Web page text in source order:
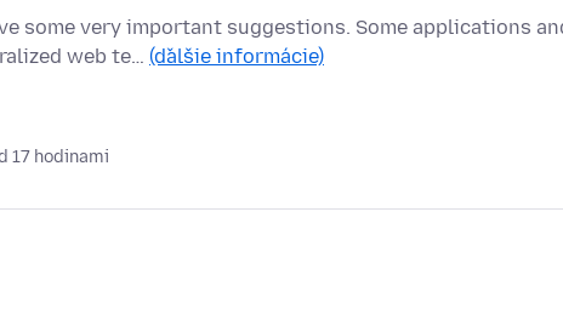
some very important suggestions. Some applications
web te… (ďalšie informácie)
17 hodinami